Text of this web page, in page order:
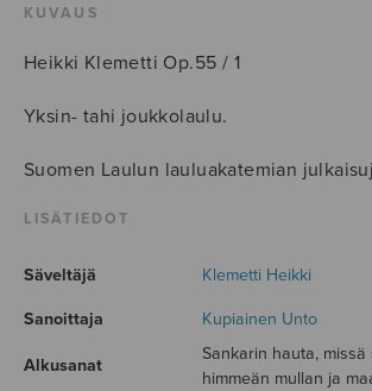
KUVAUS
Heikki Klemetti Op.55 / 1
Yksin- tahi joukkolaulu.
Suomen Laulun lauluakatemian
LISÄTIEDOT
Säveltäjä Klemetti Heikki
Sanoittaja Kupiainen Unto
Alkusanat
Sankarin hauta,
himmeän mullan ja